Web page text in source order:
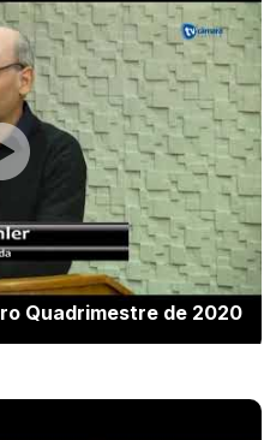
Quadrimestre de 2020